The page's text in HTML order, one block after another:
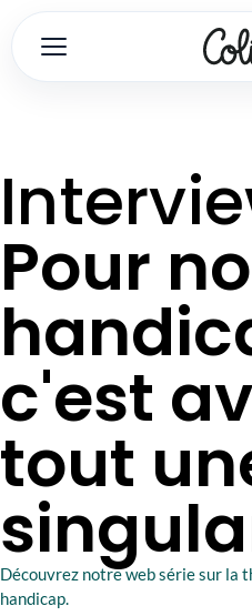
Pour
c'est
tout
Découvrez notre web série sur la
handicap.